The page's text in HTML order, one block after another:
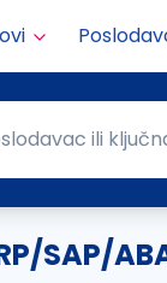
iliili
SAP/